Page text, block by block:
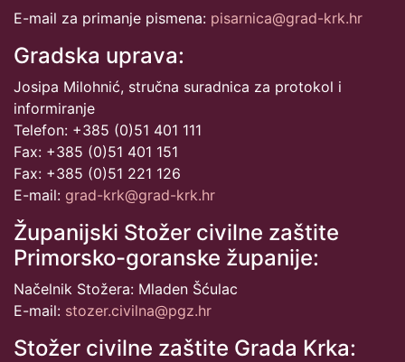
E-mail za primanje pismena: pisarnica@grad-krk.hr
Gradska uprava:
Josipa Milohnić, stručna suradnica za protokol i
informiranje
Telefon: +385 (0)51 401 111
Fax: +385 (0)51 401 151
Fax: +385 (0)51 221 126
E-mail: grad-krk@grad-krk.hr
Županijski Stožer civilne zaštite
Primorsko-goranske županije:
Načelnik Stožera: Mladen Šćulac
E-mail: stozer.civilna@pgz.hr
Stožer civilne zaštite Grada Krka: